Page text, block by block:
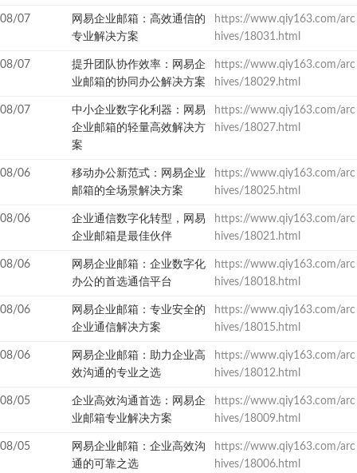
08/07
网易企业邮箱：高效通信的
专业解决方案
https://www.qiy163.com/arc
hives/18031.html
08/07
提升团队协作效率：网易企
业邮箱的协同办公解决方案
https://www.qiy163.com/arc
hives/18029.html
08/07
中小企业数字化利器：网易
企业邮箱的轻量高效解决方
案
https://www.qiy163.com/arc
hives/18027.html
08/06
移动办公新范式：网易企业
邮箱的全场景解决方案
https://www.qiy163.com/arc
hives/18025.html
08/06
企业通信数字化转型，网易
企业邮箱是最佳伙伴
https://www.qiy163.com/arc
hives/18021.html
08/06
网易企业邮箱：企业数字化
办公的首选通信平台
https://www.qiy163.com/arc
hives/18018.html
08/06
网易企业邮箱：专业安全的
企业通信解决方案
https://www.qiy163.com/arc
hives/18015.html
08/06
网易企业邮箱：助力企业高
效沟通的专业之选
https://www.qiy163.com/arc
hives/18012.html
08/05
企业高效沟通首选：网易企
业邮箱专业解决方案
https://www.qiy163.com/arc
hives/18009.html
08/05
网易企业邮箱：企业高效沟
通的可靠之选
https://www.qiy163.com/arc
hives/18006.html